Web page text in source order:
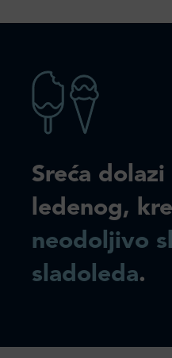
Sreća
ledenog,
neodoljivo
sladoleda.